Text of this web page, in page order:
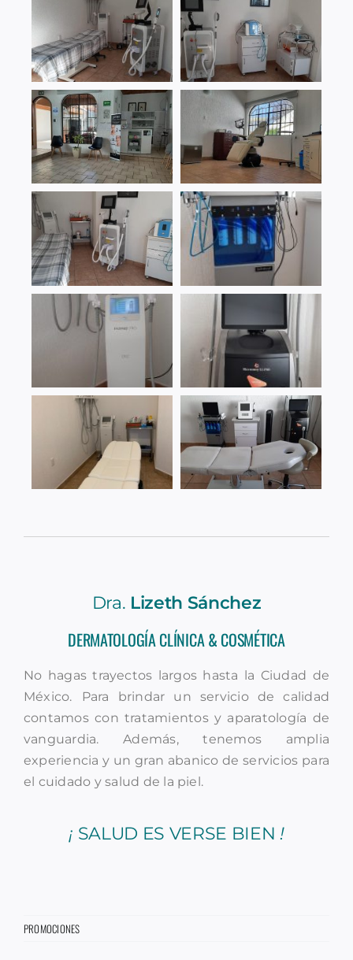
Dra. Lizeth Sánchez
DERMATOLOGÍA CLÍNICA & COSMÉTICA
No hagas trayectos largos hasta la Ciudad de
México.
Para brindar un servicio de calidad
contamos con tratamientos y aparatología de
vanguardia. Además, tenemos amplia
experiencia y un gran abanico de servicios para
el cuidado y salud de la piel.
¡ SALUD ES VERSE BIEN!
PROMOCIONES